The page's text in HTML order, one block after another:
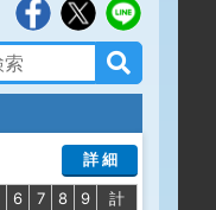
詳 細
6 7 8 9
計